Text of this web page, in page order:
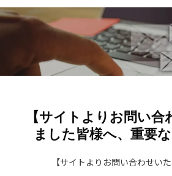
【サイトよりお問い
ました皆様へ、重要
【サイトよりお問い合わせい